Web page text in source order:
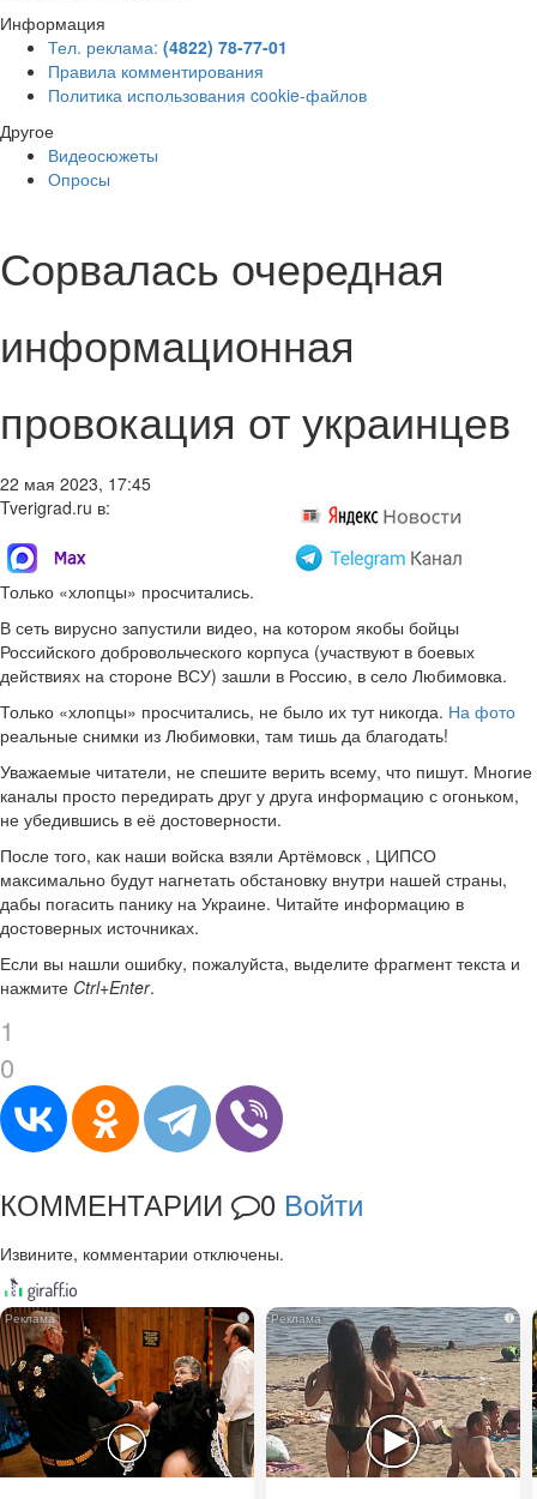
Информация
Тел. реклама: (4822) 78-77-01
Правила комментирования
Политика использования cookie-файлов
Другое
Видеосюжеты
Опросы
Сорвалась очередная
информационная
провокация от украинцев
22 мая 2023, 17:45
Tverigrad.ru в:
Только «хлопцы» просчитались.
В сеть вирусно запустили видео, на котором якобы бойцы
Российского добровольческого корпуса (участвуют в боевых
действиях на стороне ВСУ) зашли в Россию, в село Любимовка.
Только «хлопцы» просчитались, не было их тут никогда. На фото
реальные снимки из Любимовки, там тишь да благодать!
Уважаемые читатели, не спешите верить всему, что пишут. Многие
каналы просто передирать друг у друга информацию с огоньком,
не убедившись в её достоверности.
После того, как наши войска взяли Артёмовск , ЦИПСО
максимально будут нагнетать обстановку внутри нашей страны,
дабы погасить панику на Украине. Читайте информацию в
достоверных источниках.
Если вы нашли ошибку, пожалуйста, выделите фрагмент текста и
нажмите Ctrl+Enter.
1
0
КОММЕНТАРИИ 0 Войти
Извините, комментарии отключены.
i i